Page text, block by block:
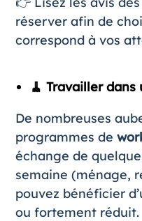
réserver afin de
correspond à vos
🧹 Travailler
De nombreuses
programmes de
échange de
semaine (ménage,
pouvez bénéficier
ou fortement réduit.